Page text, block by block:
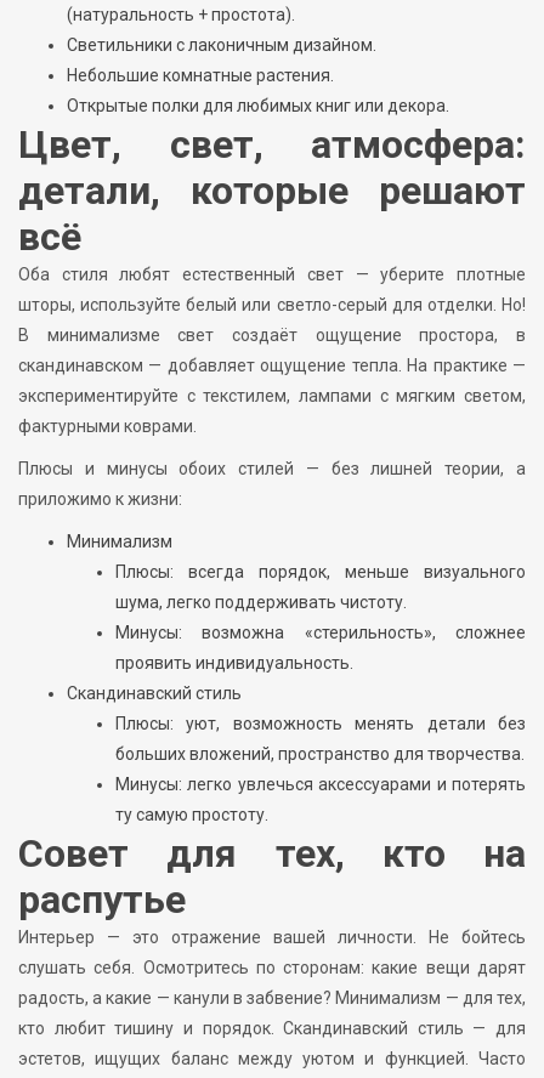
(натуральность + простота).
Светильники с лаконичным дизайном.
Небольшие комнатные растения.
Открытые полки для любимых книг или декора.
Цвет, свет, атмосфера:
детали, которые решают
всё
Оба стиля любят естественный свет — уберите плотные
шторы, используйте белый или светло-серый для отделки. Но!
В минимализме свет создаёт ощущение простора, в
скандинавском — добавляет ощущение тепла. На практике —
экспериментируйте с текстилем, лампами с мягким светом,
фактурными коврами.
Плюсы и минусы обоих стилей — без лишней теории, а
приложимо к жизни:
Минимализм
Плюсы: всегда порядок, меньше визуального
шума, легко поддерживать чистоту.
Минусы: возможна «стерильность», сложнее
проявить индивидуальность.
Скандинавский стиль
Плюсы: уют, возможность менять детали без
больших вложений, пространство для творчества.
Минусы: легко увлечься аксессуарами и потерять
ту самую простоту.
Совет для тех, кто на
распутье
Интерьер — это отражение вашей личности. Не бойтесь
слушать себя. Осмотритесь по сторонам: какие вещи дарят
радость, а какие — канули в забвение? Минимализм — для тех,
кто любит тишину и порядок. Скандинавский стиль — для
эстетов, ищущих баланс между уютом и функцией. Часто